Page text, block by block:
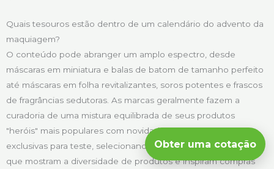
Quais tesouros estão dentro de um calendário do advento da
maquiagem?
O conteúdo pode abranger um amplo espectro, desde
máscaras em miniatura e balas de batom de tamanho perfeito
até máscaras em folha revitalizantes, soros potentes e frascos
de fragrâncias sedutoras. As marcas geralmente fazem a
curadoria de uma mistura equilibrada de seus produtos
"heróis" mais populares com novidades empolgantes
exclusivas para teste, selecionando cuidadosamente os itens
que mostram a diversidade de produtos e inspiram compras
Obter uma cotação